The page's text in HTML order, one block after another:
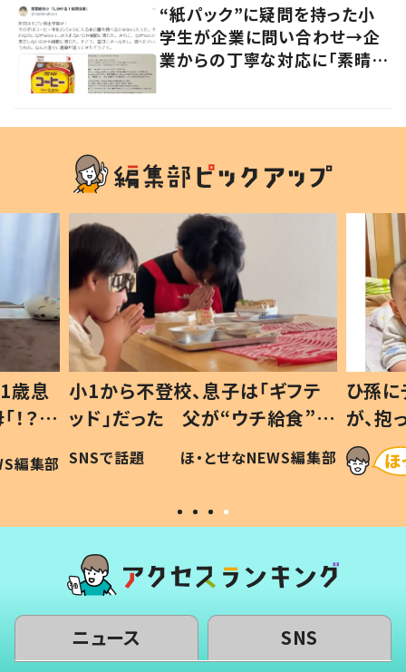
“紙パック”に疑問を持った小
学生が企業に問い合わせ→企
業からの丁寧な対応に「素晴ら
歳息
？」
編集部
小1から不登校、息子は「ギフテ
ッド」だった 父が“ウチ給食”を
作り続ける理由とは #令和の親
#令和の子
SNSで話題 ほ・とせなNEWS編集部
ひ孫
が、
「涙が
い」
ニュース SNS